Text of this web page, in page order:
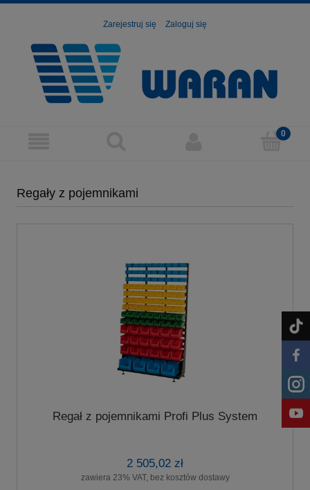
Zarejestruj się Zaloguj się
Regały z pojemnikami
Regał z pojemnikami Profi Plus System
2 505,02 zł
zawiera 23% VAT, bez kosztów dostawy